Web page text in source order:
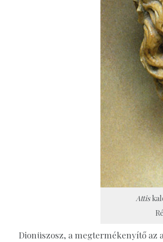
Attis
Dionüszosz, a megtermékenyítő az